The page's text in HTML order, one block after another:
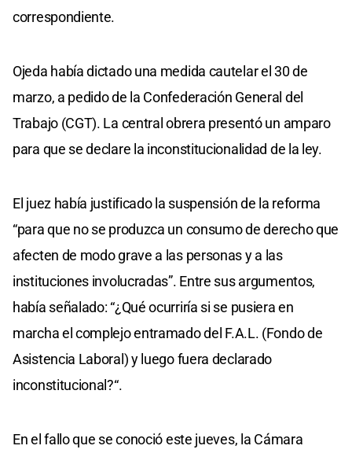
correspondiente.
Ojeda había dictado una medida cautelar el 30 de
marzo, a pedido de la Confederación General del
Trabajo (CGT). La central obrera presentó un amparo
para que se declare la inconstitucionalidad de la ley.
El juez había justificado la suspensión de la reforma
“para que no se produzca un consumo de derecho que
afecten de modo grave a las personas y a las
instituciones involucradas”. Entre sus argumentos,
había señalado: “¿Qué ocurriría si se pusiera en
marcha el complejo entramado del F.A.L. (Fondo de
Asistencia Laboral) y luego fuera declarado
inconstitucional?“.
En el fallo que se conoció este jueves, la Cámara